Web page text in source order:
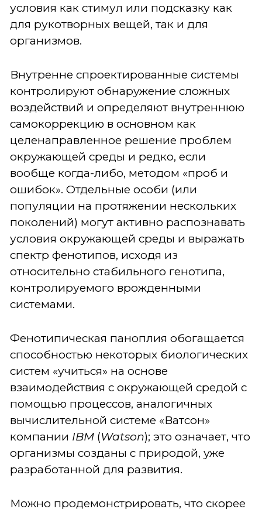
условия как стимул или подсказку как
для рукотворных вещей, так и для
организмов.
Внутренне спроектированные системы
контролируют обнаружение сложных
воздействий и определяют внутреннюю
самокоррекцию в основном как
целенаправленное решение проблем
окружающей среды и редко, если
вообще когда-либо, методом «проб и
ошибок». Отдельные особи (или
популяции на протяжении нескольких
поколений) могут активно распознавать
условия окружающей среды и выражать
спектр фенотипов, исходя из
относительно стабильного генотипа,
контролируемого врожденными
системами.
Фенотипическая паноплия обогащается
способностью некоторых биологических
систем «учиться» на основе
взаимодействия с окружающей средой с
помощью процессов, аналогичных
вычислительной системе «Ватсон»
компании IBM (Watson); это означает, что
организмы созданы с природой, уже
разработанной для развития.
Можно продемонстрировать, что скорее